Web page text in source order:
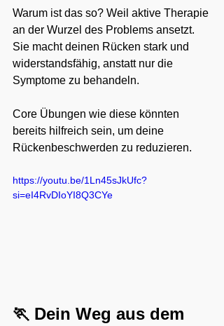
Warum ist das so? Weil aktive Therapie
an der Wurzel des Problems ansetzt.
Sie macht deinen Rücken stark und
widerstandsfähig, anstatt nur die
Symptome zu behandeln.
Core Übungen wie diese könnten
bereits hilfreich sein, um deine
Rückenbeschwerden zu reduzieren.
https://youtu.be/1Ln45sJkUfc?
si=eI4RvDIoYI8Q3CYe
🏃 Dein Weg aus dem